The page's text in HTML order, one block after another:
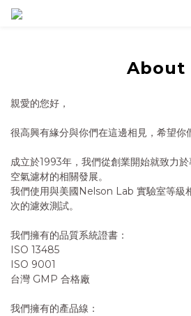
About
親愛的您好，
很高興有緣分與你們在這邊相見，希望你
成立於1993年，我們從創業開始就致力
空氣濾材的相關發展。
我們使用與美國Nelson Lab 實驗室等級
次的濾效測試。
我們擁有的品質系統證書：
ISO 13485
ISO 9001
台灣 GMP 合格廠
我們擁有的產品線：